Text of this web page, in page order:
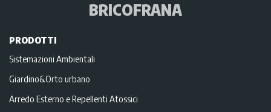
BRICOFRANA
PRODOTTI
Sistemazioni Ambientali
Giardino&Orto urbano
Arredo Esterno e Repellenti Atossici